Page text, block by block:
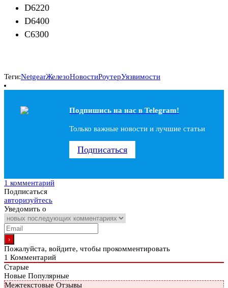
D6220
D6400
C6300
Теги:NetgearЖелезоНовостиРоутерУязвимости
Подпишись на наc в Telegram!
Только важные новости и лучшие статьи
Подписаться
1 комментарий
Подписаться
авторизуйтесь
Уведомить о
Пожалуйста, войдите, чтобы прокомментировать
1 Комментарий
Старые
Новые Популярные
Межтекстовые Отзывы